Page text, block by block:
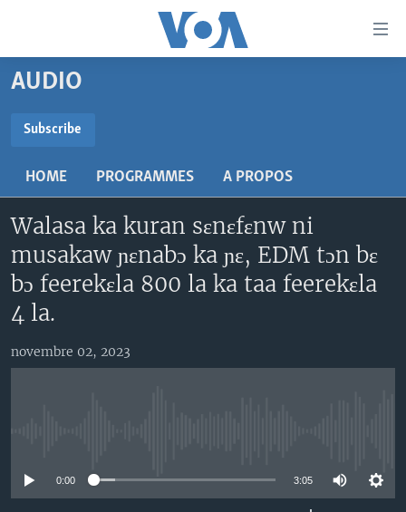
Menu
principal
navigation
principale
Retour
recherche
MALI KURA
RADIO
AN BA FO!
FARAFINA FOLI
Learning English
SUIVEZ-NOUS
AUDIO
Subscribe
HOME PROGRAMMES A PROPOS
Walasa ka kuran sɛnɛfɛnw ni
musakaw ɲɛnabɔ ka ɲɛ, EDM tɔn bɛ
bɔ feerekɛla 800 la ka taa feerekɛla
4 la.
novembre 02, 2023
0:00 3:05